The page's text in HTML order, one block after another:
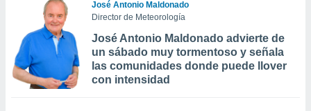
José Antonio Maldonado
Director de Meteorología
José Antonio Maldonado advierte de
un sábado muy tormentoso y señala
las comunidades donde puede llover
con intensidad